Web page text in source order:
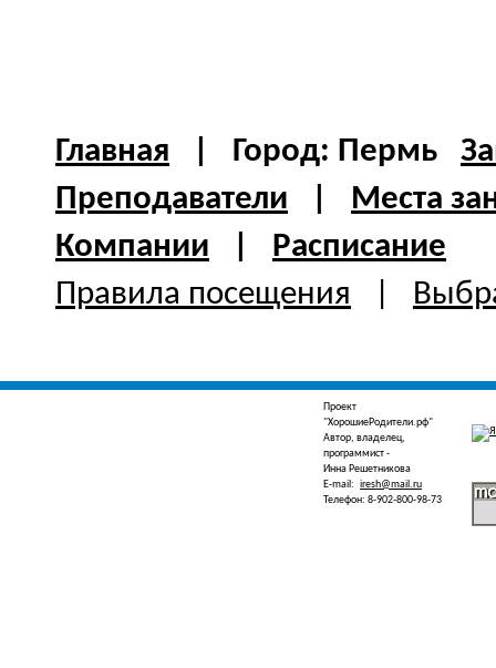
Главная | Город: Пермь
Преподаватели
Места
Компании
Расписание
Правила посещения
Проект
"ХорошиеРодители.рф"
Автор, владелец,
программист -
Инна Решетникова
E-mail: iresh@mail.ru
Телефон: 8-902-800-98-73